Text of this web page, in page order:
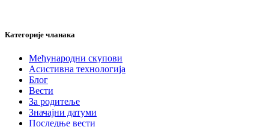
Категорије чланака
Међународни скупови
Асистивна технологија
Блог
Вести
За родитеље
Значајни датуми
Последње вести